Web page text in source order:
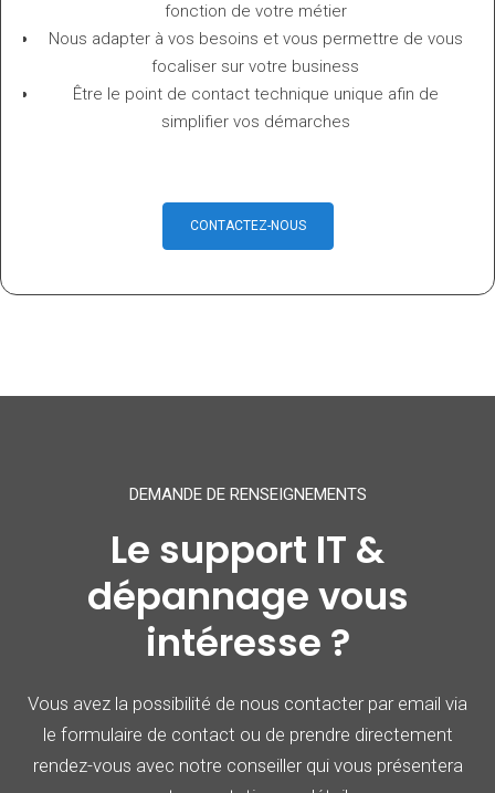
fonction de votre métier
Nous adapter à vos besoins et vous permettre de vous
focaliser sur votre business
Être le point de contact technique unique afin de
simplifier vos démarches
CONTACTEZ-NOUS
DEMANDE DE RENSEIGNEMENTS
Le support IT &
dépannagevous
intéresse ?
Vous avez la possibilité de nous contacter par email via
le formulaire de contact ou de prendre directement
rendez-vous avec notre conseiller qui vous présentera